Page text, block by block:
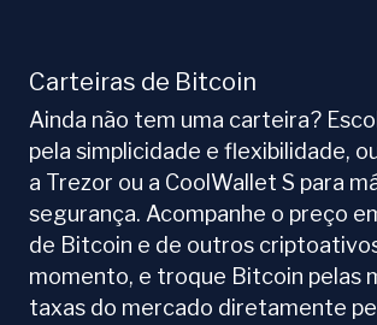
Carteiras de Bitcoin
Ainda não tem uma carteira?
pela simplicidade e flexibilidade,
a Trezor ou a CoolWallet S para
segurança. Acompanhe o preço
de Bitcoin e de outros
momento, e troque Bitcoin pelas
taxas do mercado diretamente